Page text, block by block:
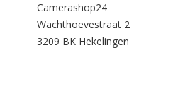
Camerashop24
Wachthoevestraat 2
3209 BK Hekelingen